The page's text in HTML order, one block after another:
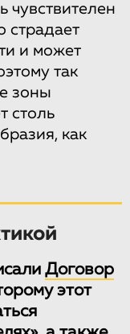
чувствителен
страдает
и может
так
зоны
столь
как
Договор
этот